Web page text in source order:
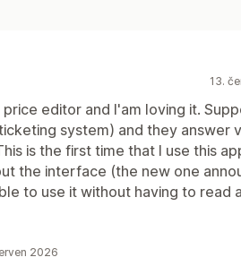
13.
editor and I'am loving it.
system) and they answer
is the first time that I use this
the interface (the new one
to use it without having to read a
2026